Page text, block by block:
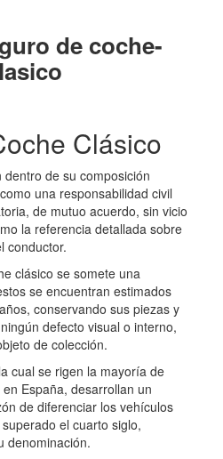
de coche-
Clásico
de su composición
una responsabilidad civil
de mutuo acuerdo, sin vicio
la referencia detallada sobre
conductor.
clásico se somete una
se encuentran estimados
conservando sus piezas y
defecto visual o interno,
de colección.
cual se rigen la mayoría de
España, desarrollan un
de diferenciar los vehículos
el cuarto siglo,
denominación.